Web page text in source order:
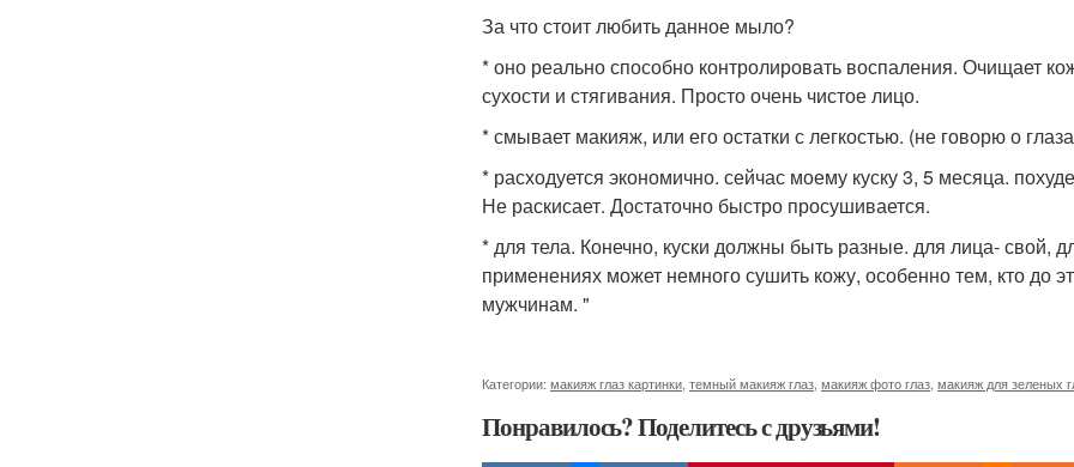
За что стоит любить данное мыло?
* оно реально способно контролировать воспаления. Очищает
сухости и стягивания. Просто очень чистое лицо.
* смывает макияж, или его остатки с легкостью. (не говорю о
* расходуется экономично. сейчас моему куску 3, 5 месяца.
Не раскисает. Достаточно быстро просушивается.
* для тела. Конечно, куски должны быть разные. для лица- свой,
применениях может немного сушить кожу, особенно тем, кто до
мужчинам. "
Категории: макияж глаз картинки темный макияж глаз макияж фото глаз макияж для зеленых
Понравилось? Поделитесь с друзьями!